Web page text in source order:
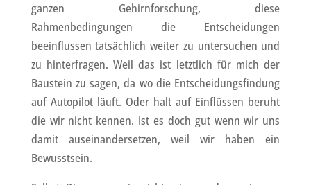
ganzen Gehirnforschung, diese
Rahmenbedingungen die Entscheidungen
beeinflussen tatsächlich weiter zu untersuchen und
zu hinterfragen. Weil das ist letztlich für mich der
Baustein zu sagen, da wo die Entscheidungsfindung
auf Autopilot läuft. Oder halt auf Einflüssen beruht
die wir nicht kennen. Ist es doch gut wenn wir uns
damit auseinandersetzen, weil wir haben ein
Bewusstsein.